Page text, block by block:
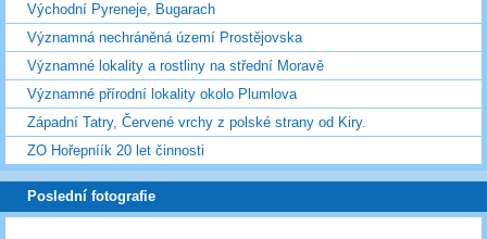
Východní Pyreneje, Bugarach
Významná nechráněná území Prostějovska
Významné lokality a rostliny na střední Moravě
Významné přírodní lokality okolo Plumlova
Západní Tatry, Červené vrchy z polské strany od Kiry.
ZO Hořepníík 20 let činnosti
Poslední fotografie